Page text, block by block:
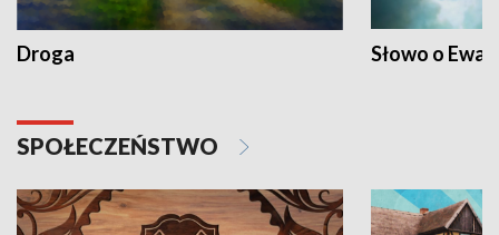
Droga Słowo o
SPOŁECZEŃSTWO